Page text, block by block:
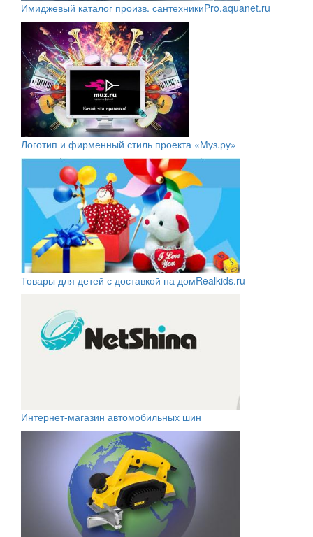
Имиджевый каталог произв. сантехникиPro.aquanet.ru
Логотип и фирменный стиль проекта «Муз.ру»
Товары для детей с доставкой на домRealkids.ru
Интернет-магазин автомобильных шин